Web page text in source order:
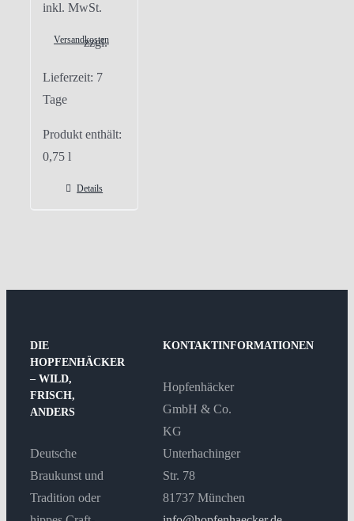
inkl. MwSt.
zzgl.
Versandkosten
Lieferzeit: 7
Tage
Produkt enthält:
0,75 l
Details
DIE
HOPFENHÄCKER
– WILD,
FRISCH,
ANDERS
Deutsche
Braukunst und
Tradition oder
KONTAKTINFORMATIONEN
Hopfenhäcker
GmbH & Co.
KG
Unterhachinger
Str. 78
81737 München